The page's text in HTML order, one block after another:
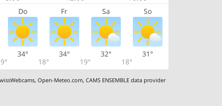
Do Fr Sa So
34°
18°
34°
19°
32°
18°
31°
,Open-Meteo.com,CAMS ENSEMBLE data provider